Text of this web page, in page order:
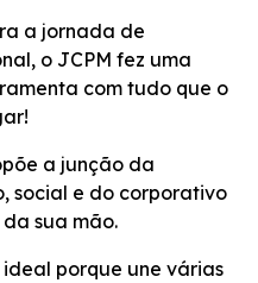
a jornada de
o JCPM fez uma
com tudo que o
a junção da
social e do corporativo
sua mão.
porque une várias